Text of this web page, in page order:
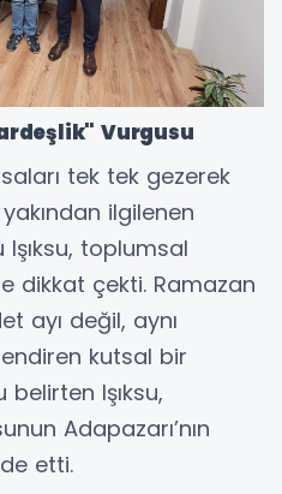
Vurgusu
tek tek gezerek
ilgilenen
Işıksu, toplumsal
dikkat çekti. Ramazan
ayı değil, aynı
kutsal bir
Işıksu,
Adapazarı’nın
etti.